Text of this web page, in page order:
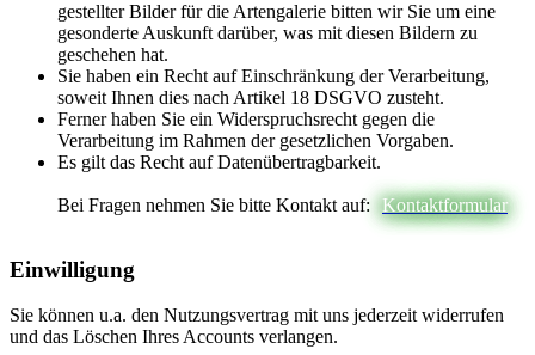
gestellter Bilder für die Artengalerie bitten wir Sie um eine
gesonderte Auskunft darüber, was mit diesen Bildern zu
geschehen hat.
Sie haben ein Recht auf Einschränkung der Verarbeitung,
soweit Ihnen dies nach Artikel 18 DSGVO zusteht.
Ferner haben Sie ein Widerspruchsrecht gegen die
Verarbeitung im Rahmen der gesetzlichen Vorgaben.
Es gilt das Recht auf Datenübertragbarkeit.
Bei Fragen nehmen Sie bitte Kontakt auf: Kontaktformular
Einwilligung
Sie können u.a. den Nutzungsvertrag mit uns jederzeit widerrufen
und das Löschen Ihres Accounts verlangen.